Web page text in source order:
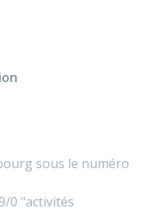
sous le numéro
0 "activités